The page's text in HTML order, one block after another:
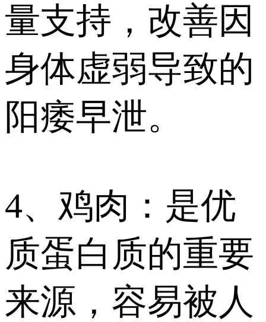
量支持，改善因
身体虚弱导致的
阳痿早泄。
4、鸡肉：是优
质蛋白质的重要
来源，容易被人